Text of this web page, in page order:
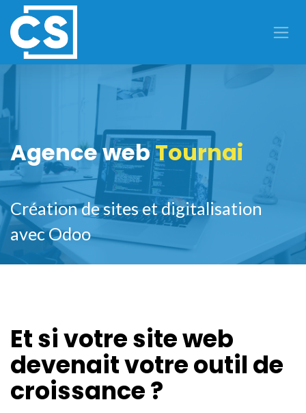
Se rendre au contenu
Agence webTournai
Création de sites et digitalisation
avec Odoo
Et si votre site web
devenait votreoutil de
croissance?